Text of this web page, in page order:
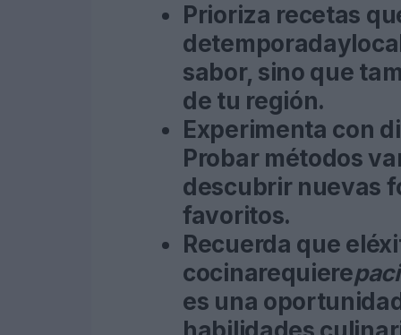
Prioriza recetas
detemporaday
sabor, sino que
de tu región.
Experimenta con
Probar métodos
descubrir nuevas
favoritos.
Recuerda que el
cocinarequiere
es una